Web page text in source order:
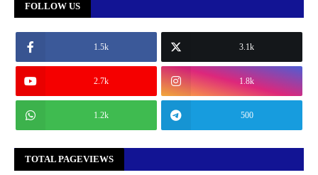
FOLLOW US
1.5k 3.1k
2.7k 1.8k
1.2k 500
TOTAL PAGEVIEWS